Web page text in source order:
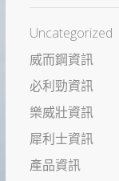
Uncategorized
威而鋼資訊
必利勁資訊
樂威壯資訊
犀利士資訊
產品資訊